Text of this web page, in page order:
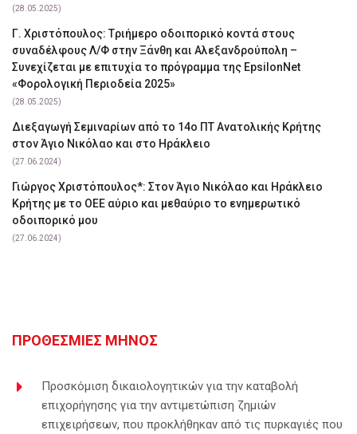
(28.05.2025)
Γ. Χριστόπουλος: Tριήμερο οδοιπορικό κοντά στους
συναδέλφους Λ/Φ στην Ξάνθη και Αλεξανδρούπολη –
Συνεχίζεται με επιτυχία το πρόγραμμα της EpsilonNet
«Φορολογική Περιοδεία 2025»
(28.05.2025)
Διεξαγωγή Σεμιναρίων από το 14ο ΠΤ Ανατολικής Κρήτης
στον Άγιο Νικόλαο και στο Ηράκλειο
(27.06.2024)
Γιώργος Χριστόπουλος*: Στον Άγιο Νικόλαο και Ηράκλειο
Κρήτης με το ΟΕΕ αύριο και μεθαύριο το ενημερωτικό
οδοιπορικό μου
(27.06.2024)
ΠΡΟΘΕΣΜΙΕΣ ΜΗΝΟΣ
Προσκόμιση δικαιολογητικών για την καταβολή
επιχορήγησης για την αντιμετώπιση ζημιών
επιχειρήσεων, που προκλήθηκαν από τις πυρκαγιές που